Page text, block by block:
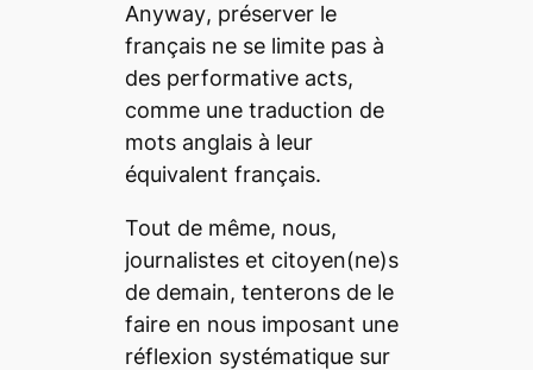
Anyway, préserver le
français ne se limite pas à
des performative acts,
comme une traduction de
mots anglais à leur
équivalent français.
Tout de même, nous,
journalistes et citoyen(ne)s
de demain, tenterons de le
faire en nous imposant une
réflexion systématique sur